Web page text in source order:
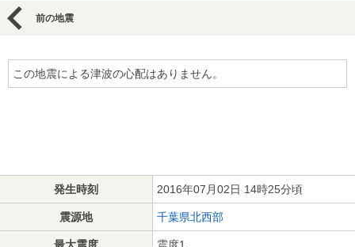
前の地震
この地震による津波の心配はありません。
発生時刻 2016年07月02日 14時25分頃
震源地 千葉県北西部
最大震度 震度1